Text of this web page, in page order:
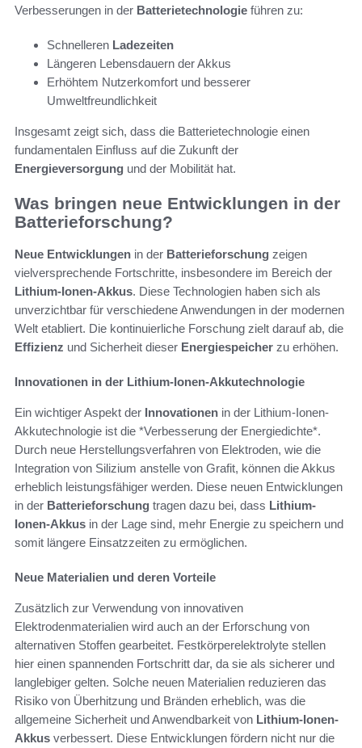
Verbesserungen in der Batterietechnologie führen zu:
Schnelleren Ladezeiten
Längeren Lebensdauern der Akkus
Erhöhtem Nutzerkomfort und besserer
Umweltfreundlichkeit
Insgesamt zeigt sich, dass die Batterietechnologie einen
fundamentalen Einfluss auf die Zukunft der
Energieversorgung und der Mobilität hat.
Was bringen neue Entwicklungen in der
Batterieforschung?
Neue Entwicklungen in der Batterieforschung zeigen
vielversprechende Fortschritte, insbesondere im Bereich der
Lithium-Ionen-Akkus. Diese Technologien haben sich als
unverzichtbar für verschiedene Anwendungen in der modernen
Welt etabliert. Die kontinuierliche Forschung zielt darauf ab, die
Effizienz und Sicherheit dieser Energiespeicher zu erhöhen.
Innovationen in der Lithium-Ionen-Akkutechnologie
Ein wichtiger Aspekt der Innovationen in der Lithium-Ionen-
Akkutechnologie ist die *Verbesserung der Energiedichte*.
Durch neue Herstellungsverfahren von Elektroden, wie die
Integration von Silizium anstelle von Grafit, können die Akkus
erheblich leistungsfähiger werden. Diese neuen Entwicklungen
in der Batterieforschung tragen dazu bei, dass Lithium-
Ionen-Akkus in der Lage sind, mehr Energie zu speichern und
somit längere Einsatzzeiten zu ermöglichen.
Neue Materialien und deren Vorteile
Zusätzlich zur Verwendung von innovativen
Elektrodenmaterialien wird auch an der Erforschung von
alternativen Stoffen gearbeitet. Festkörperelektrolyte stellen
hier einen spannenden Fortschritt dar, da sie als sicherer und
langlebiger gelten. Solche neuen Materialien reduzieren das
Risiko von Überhitzung und Bränden erheblich, was die
allgemeine Sicherheit und Anwendbarkeit von Lithium-Ionen-
Akkus verbessert. Diese Entwicklungen fördern nicht nur die